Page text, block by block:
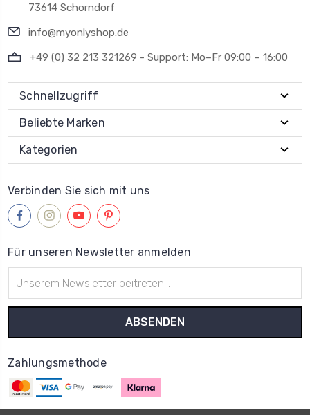
73614 Schorndorf
info@myonlyshop.de
+49 (0) 32 213 321269 - Support: Mo–Fr 09:00 – 16:00
Schnellzugriff
Beliebte Marken
Kategorien
Verbinden Sie sich mit uns
Für unseren Newsletter anmelden
Mail-
Adresse
Zahlungsmethode